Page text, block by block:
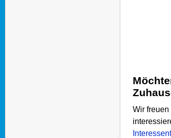
Wir freuen